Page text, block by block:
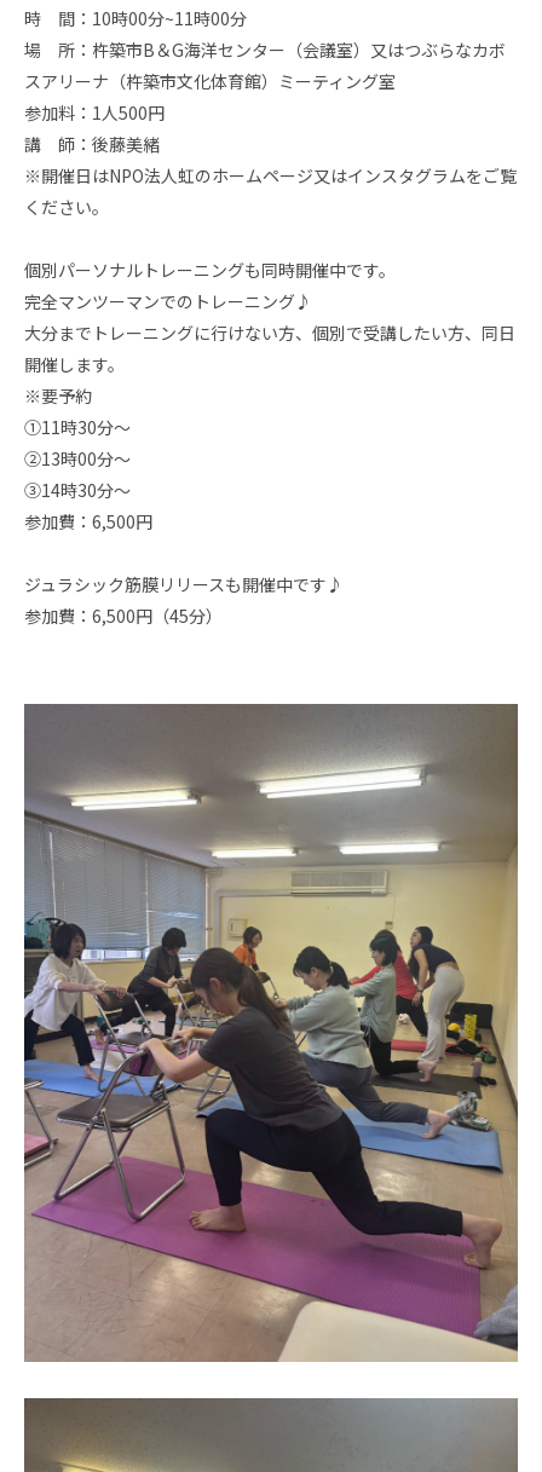
時 間：10時00分~11時00分
場 所：杵築市B＆G海洋センター（会議室）又はつぶらなカボ
スアリーナ（杵築市文化体育館）ミーティング室
参加料：1人500円
講 師：後藤美緒
※開催日はNPO法人虹のホームページ又はインスタグラムをご覧
ください。
個別パーソナルトレーニングも同時開催中です。
完全マンツーマンでのトレーニング♪
大分までトレーニングに行けない方、個別で受講したい方、同日
開催します。
※要予約
①11時30分～
②13時00分～
③14時30分～
参加費：6,500円
ジュラシック筋膜リリースも開催中です♪
参加費：6,500円（45分）